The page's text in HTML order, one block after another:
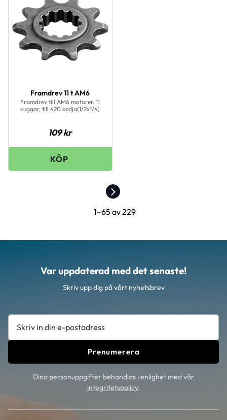
Framdrev 11 t AM6
Framdrev till AM6 motorer. 11
kuggar, till 420 kedja(1/2x1/4)
109kr
1–65 av229
Var uppdaterad med det senaste!
Skriv upp dig på vårt nyhetsbrev
Prenumerera
Dina personuppgifter behandlas i enlighet med vår
integritetspolicy.